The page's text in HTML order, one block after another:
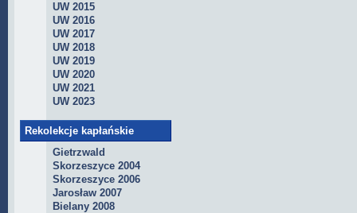
UW 2015
UW 2016
UW 2017
UW 2018
UW 2019
UW 2020
UW 2021
UW 2023
Rekolekcje kapłańskie
Gietrzwald
Skorzeszyce 2004
Skorzeszyce 2006
Jarosław 2007
Bielany 2008